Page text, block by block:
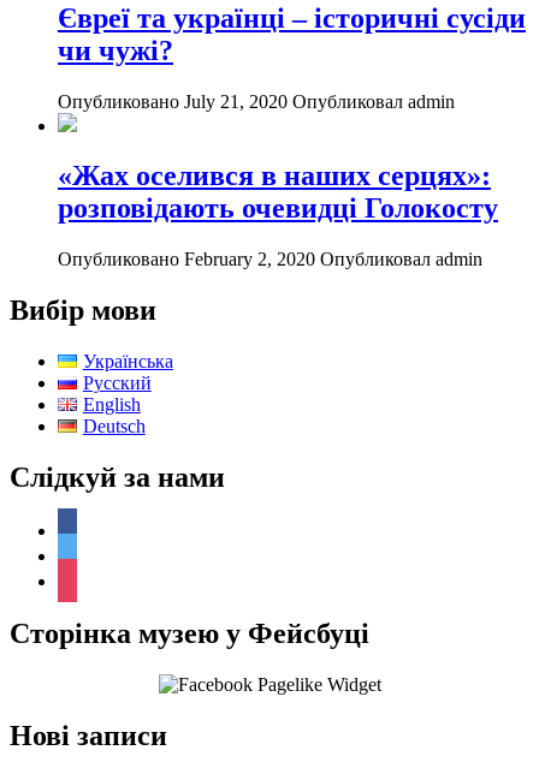
Євреї та українці – історичні сусіди
чи чужі?
Опубликовано July 21, 2020 Опубликовал admin
«Жах оселився в наших серцях»:
розповідають очевидці Голокосту
Опубликовано February 2, 2020 Опубликовал admin
Вибір мови
Українська
Русский
English
Deutsch
Слідкуй за нами
Сторінка музею у Фейсбуці
Нові записи